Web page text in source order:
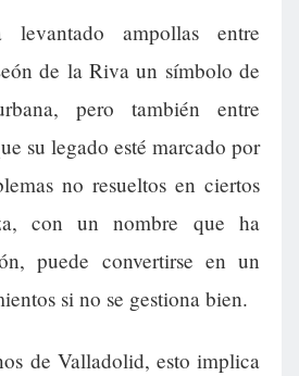
ampollas entre
de la Riva un símbolo de
pero también entre
su legado esté marcado por
no resueltos en ciertos
con un nombre que ha
puede convertirse en un
si no se gestiona bien.
de Valladolid, esto implica